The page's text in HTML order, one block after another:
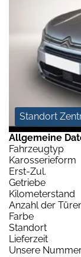
Standort
Allgemeine
Fahrzeugtyp
Karosserieform
Erst-Zul.
Getriebe
Kilometerstand
Anzahl der
Farbe
Standort
Lieferzeit
Unsere